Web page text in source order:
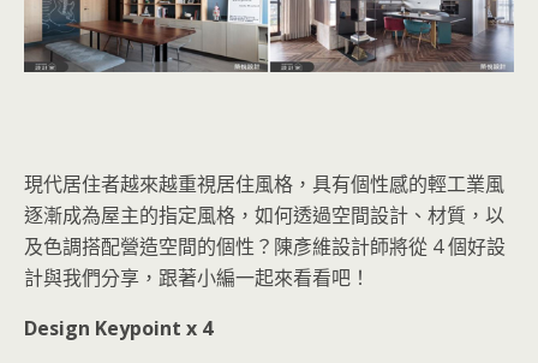
現代居住者越來越重視居住風格，具有個性感的輕工業風
逐漸成為屋主的指定風格，如何透過空間設計、材質，以
及色調搭配營造空間的個性？陳彥維設計師將從 4 個好設
計與我們分享，跟著小編一起來看看吧！
Design Keypoint x 4